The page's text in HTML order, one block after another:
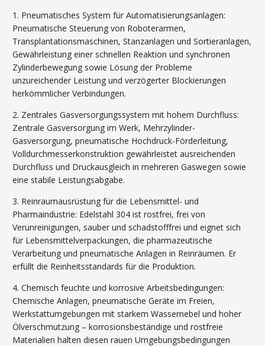
1. Pneumatisches System für Automatisierungsanlagen:
Pneumatische Steuerung von Roboterarmen,
Transplantationsmaschinen, Stanzanlagen und Sortieranlagen,
Gewährleistung einer schnellen Reaktion und synchronen
Zylinderbewegung sowie Lösung der Probleme
unzureichender Leistung und verzögerter Blockierungen
herkömmlicher Verbindungen.
2. Zentrales Gasversorgungssystem mit hohem Durchfluss:
Zentrale Gasversorgung im Werk, Mehrzylinder-
Gasversorgung, pneumatische Hochdruck-Förderleitung,
Volldurchmesserkonstruktion gewährleistet ausreichenden
Durchfluss und Druckausgleich in mehreren Gaswegen sowie
eine stabile Leistungsabgabe.
3. Reinraumausrüstung für die Lebensmittel- und
Pharmaindustrie: Edelstahl 304 ist rostfrei, frei von
Verunreinigungen, sauber und schadstofffrei und eignet sich
für Lebensmittelverpackungen, die pharmazeutische
Verarbeitung und pneumatische Anlagen in Reinräumen. Er
erfüllt die Reinheitsstandards für die Produktion.
4. Chemisch feuchte und korrosive Arbeitsbedingungen:
Chemische Anlagen, pneumatische Geräte im Freien,
Werkstattumgebungen mit starkem Wassernebel und hoher
Ölverschmutzung – korrosionsbeständige und rostfreie
Materialien halten diesen rauen Umgebungsbedingungen